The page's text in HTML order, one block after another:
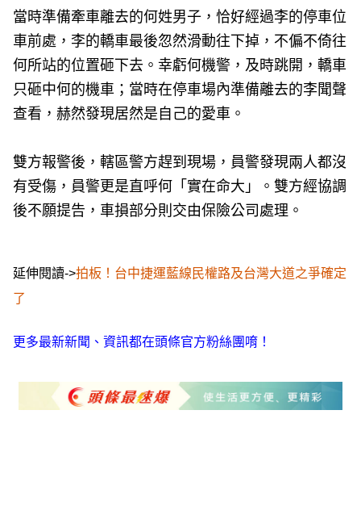
當時準備牽車離去的何姓男子，恰好經過李的停車位
車前處，李的轎車最後忽然滑動往下掉，不偏不倚往
何所站的位置砸下去。幸虧何機警，及時跳開，轎車
只砸中何的機車；當時在停車場內準備離去的李聞聲
查看，赫然發現居然是自己的愛車。
雙方報警後，轄區警方趕到現場，員警發現兩人都沒
有受傷，員警更是直呼何「實在命大」。雙方經協調
後不願提告，車損部分則交由保險公司處理。
延伸閱讀->拍板！台中捷運藍線民權路及台灣大道之爭確定
了
更多最新新聞、資訊都在頭條官方粉絲團唷！